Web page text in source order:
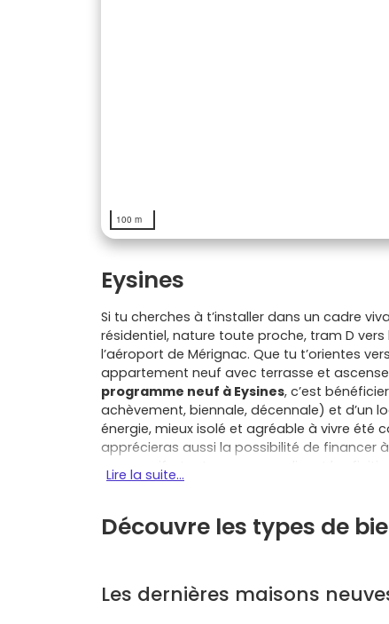
100 m
Eysines
Si tu cherches à t’installer dans un cadre
résidentiel, nature toute proche, tram D
l’aéroport de Mérignac. Que tu t’orientes
appartement neuf avec terrasse et
programme neuf à Eysines, c’est
achèvement, biennale, décennale) et d’un
énergie, mieux isolé et agréable à vivre été
apprécieras aussi la possibilité de financer
progressifs, tout en personnalisant les
dynamique de Bordeaux Métropole : tu
Haillan, Le Taillan‑Médoc, Blanquefort,
centre, Pessac et Talence. Dans un
optimisés, les rangements intégrés, la
Lire la suite...
Découvre les types de
Les dernières maisons